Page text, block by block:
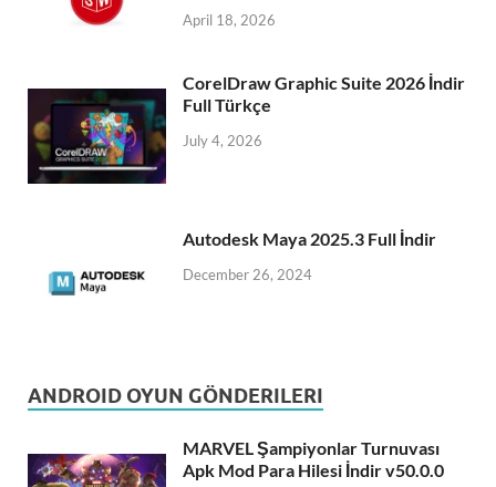
April 18, 2026
CorelDraw Graphic Suite 2026 İndir
Full Türkçe
July 4, 2026
Autodesk Maya 2025.3 Full İndir
December 26, 2024
ANDROID OYUN GÖNDERILERI
MARVEL Şampiyonlar Turnuvası
Apk Mod Para Hilesi İndir v50.0.0